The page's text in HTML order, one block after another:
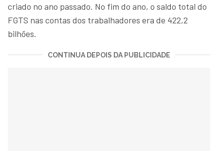
criado no ano passado. No fim do ano, o saldo total do
FGTS nas contas dos trabalhadores era de 422,2
bilhões.
CONTINUA DEPOIS DA PUBLICIDADE